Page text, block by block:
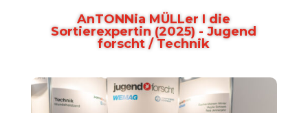
AnTONNia MÜLLer I die
Sortierexpertin (2025) - Jugend
forscht / Technik